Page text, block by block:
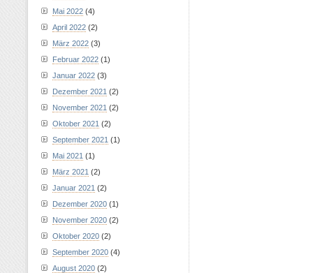
Mai 2022 (4)
April 2022 (2)
März 2022 (3)
Februar 2022 (1)
Januar 2022 (3)
Dezember 2021 (2)
November 2021 (2)
Oktober 2021 (2)
September 2021 (1)
Mai 2021 (1)
März 2021 (2)
Januar 2021 (2)
Dezember 2020 (1)
November 2020 (2)
Oktober 2020 (2)
September 2020 (4)
August 2020 (2)